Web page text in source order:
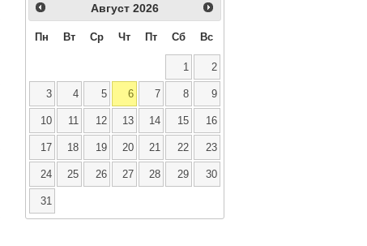
Август 2026
Пн Вт Ср Чт Пт Сб Вс
1 2
3 4 5 6 7 8 9
10 11 12 13 14 15 16
17 18 19 20 21 22 23
24 25 26 27 28 29 30
31